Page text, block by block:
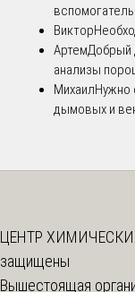
Виктор
АртемДобрый
анализы
МихаилНужно
дымовых и
ЦЕНТР
защищены
Вышестоящая